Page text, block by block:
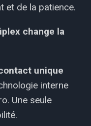
et de la patience.
change la
unique
interne
Une seule